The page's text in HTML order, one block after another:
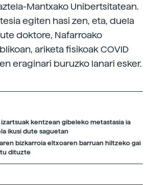
Mantxako Unibertsitatean.
egiten hasi zen, eta, duela
doktore, Nafarroako
ariketa fisikoak COVID
eraginari buruzko lanari esker.
izartsuak kentzean gibeleko metastasia ia
ikusi dute saguetan
bizkarroia eltxoaren barruan hiltzeko gai
dituzte